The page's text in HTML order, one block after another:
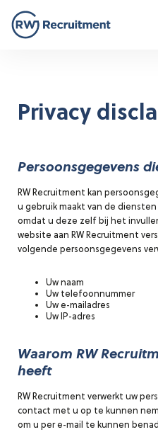
Privacy
Persoonsgegevens
RW Recruitment kan
u gebruik maakt van de
omdat u deze zelf bij het
website aan RW Recruitment
volgende persoonsgegevens
Uw naam
Uw telefoonnummer
Uw e-mailadres
Uw IP-adres
Waarom RW
heeft
RW Recruitment verwerkt uw
contact met u op te kunnen
om u per e-mail te kunnen